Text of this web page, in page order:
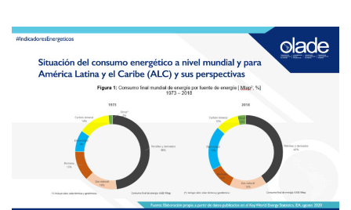
Video Institucional de Olade - English Subtitles
00:09:30
Liderazgo de las Mujeres en el Sector Energía
00:03:09
Video Institucional OLADE